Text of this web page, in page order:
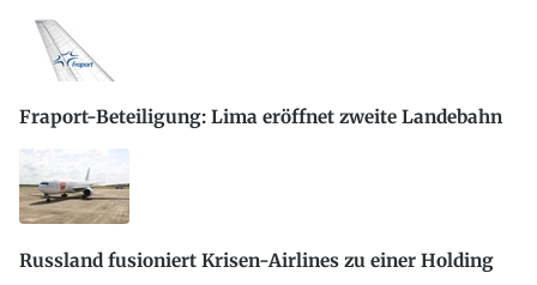
Fraport-Beteiligung: Lima eröffnet zweite Landebahn
Russland fusioniert Krisen-Airlines zu einer Holding